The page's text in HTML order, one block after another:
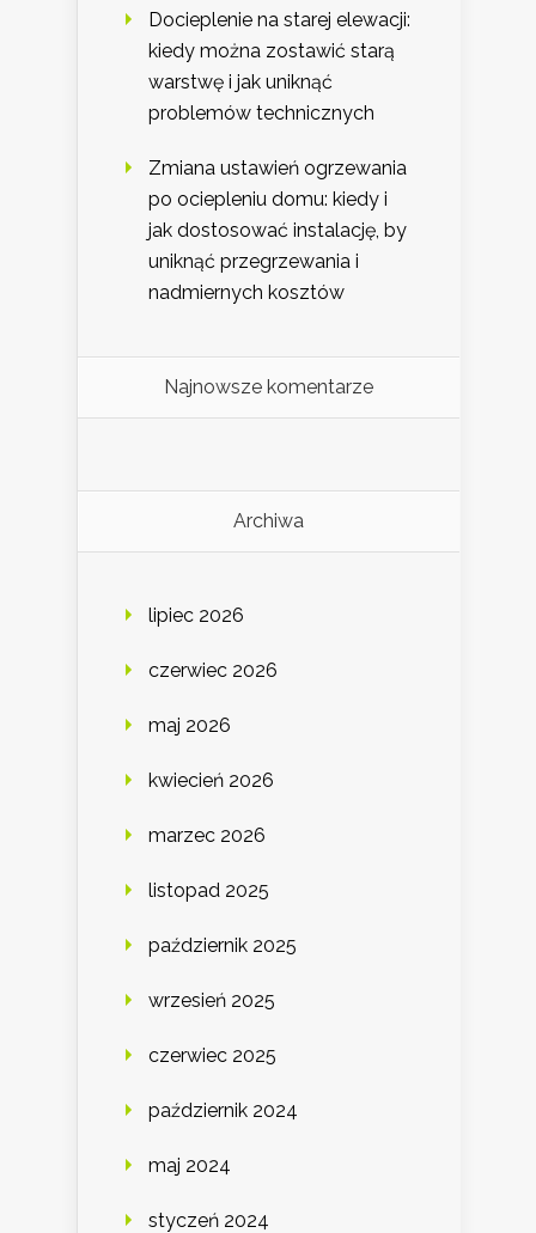
Docieplenie na starej elewacji:
kiedy można zostawić starą
warstwę i jak uniknąć
problemów technicznych
Zmiana ustawień ogrzewania
po ociepleniu domu: kiedy i
jak dostosować instalację, by
uniknąć przegrzewania i
nadmiernych kosztów
Najnowsze komentarze
Archiwa
lipiec 2026
czerwiec 2026
maj 2026
kwiecień 2026
marzec 2026
listopad 2025
październik 2025
wrzesień 2025
czerwiec 2025
październik 2024
maj 2024
styczeń 2024